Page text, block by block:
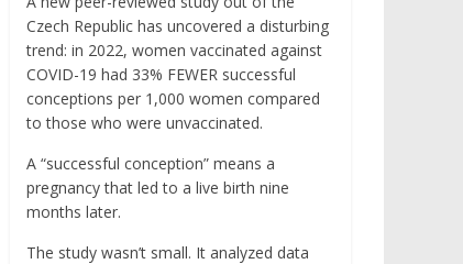
Czech Republic has uncovered a disturbing
trend: in 2022, women vaccinated against
COVID-19 had 33% FEWER successful
conceptions per 1,000 women compared
to those who were unvaccinated.
A “successful conception” means a
pregnancy that led to a live birth nine
months later.
The study wasn’t small. It analyzed data